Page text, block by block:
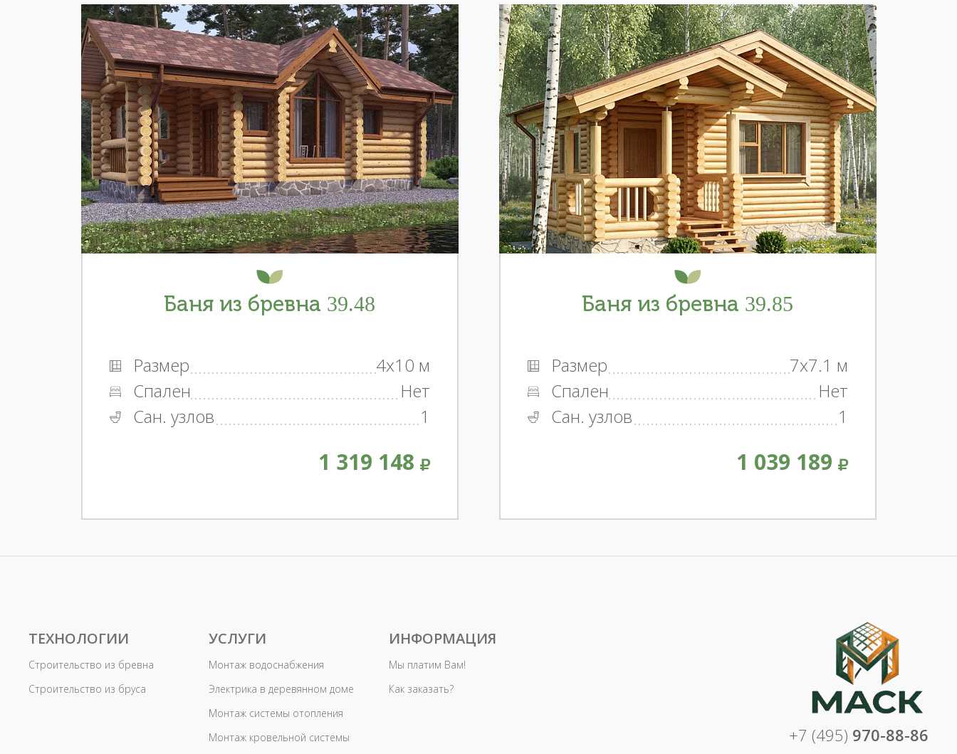
Баня из бревна 39.48
Размер
4x10 м
Спален
Нет
Сан. узлов
1
1 319 148
Баня из бревна 39.85
Размер
7x7.1 м
Спален
Нет
Сан. узлов
1
1 039 189
ТЕХНОЛОГИИ
Строительство из бревна
Строительство из бруса
УСЛУГИ
Монтаж водоснабжения
Электрика в деревянном доме
Монтаж системы отопления
Монтаж кровельной системы
ИНФОРМАЦИЯ
Мы платим Вам!
Как заказать?
+7 (495) 970-88-86